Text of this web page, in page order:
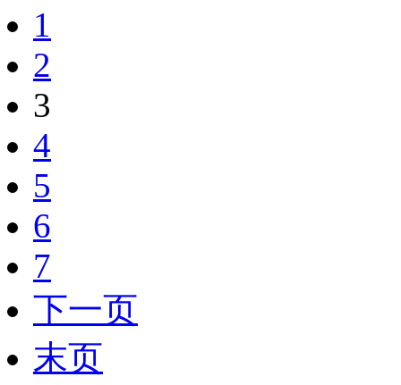
1
2
3
4
5
6
7
下一页
末页